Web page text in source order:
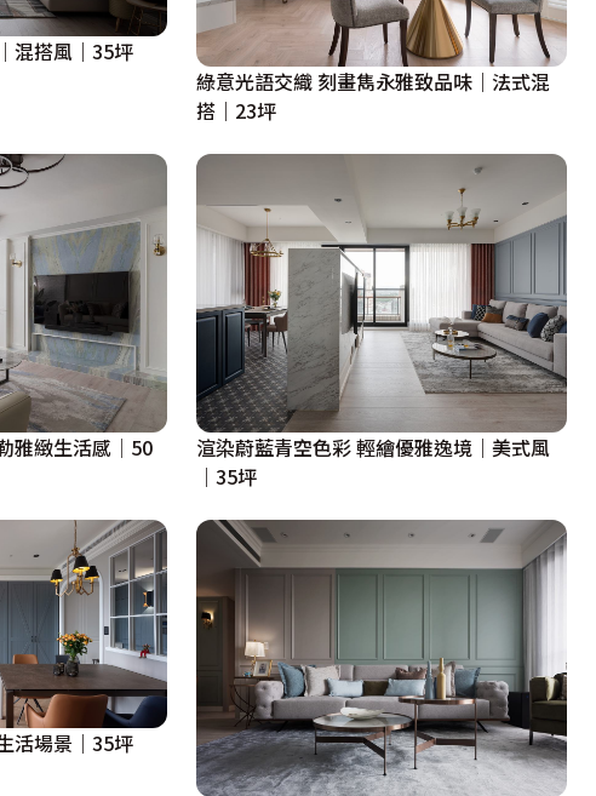
混搭風｜35坪
綠意光語交織 刻畫雋永雅致品味｜法式混
搭｜23坪
雅緻生活感│50
渲染蔚藍青空色彩 輕繪優雅逸境｜美式風
｜35坪
活場景｜35坪